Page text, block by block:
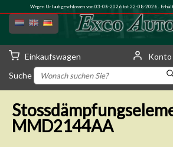
Wegen Urlaub geschlossen von 03-08-2026 tot 22-08-2026 .
Einkaufswagen
Konto
Suche
MMD2144AA